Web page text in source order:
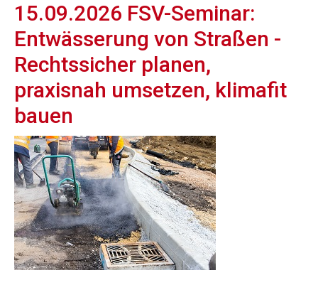
15.09.2026 FSV-Seminar:
Entwässerung von Straßen -
Rechtssicher planen,
praxisnah umsetzen, klimafit
bauen